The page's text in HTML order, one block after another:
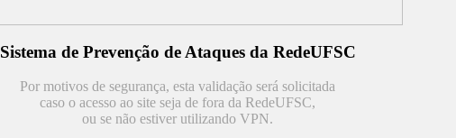
Sistema de Prevenção de Ataques da RedeUFSC
Por motivos de segurança, esta validação será solicitada
caso o acesso ao site seja de fora da RedeUFSC,
ou se não estiver utilizando VPN.